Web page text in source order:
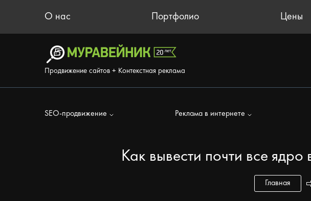
О нас Портфолио Цены
Продвижение сайтов + Контекстная реклама
SEO-продвижение Реклама в интернете
Как вывести почти все
Главная